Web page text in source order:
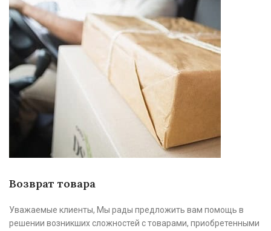
Возврат товара
Уважаемые клиенты, Мы рады предложить вам помощь в
решении возникших сложностей с товарами, приобретенными